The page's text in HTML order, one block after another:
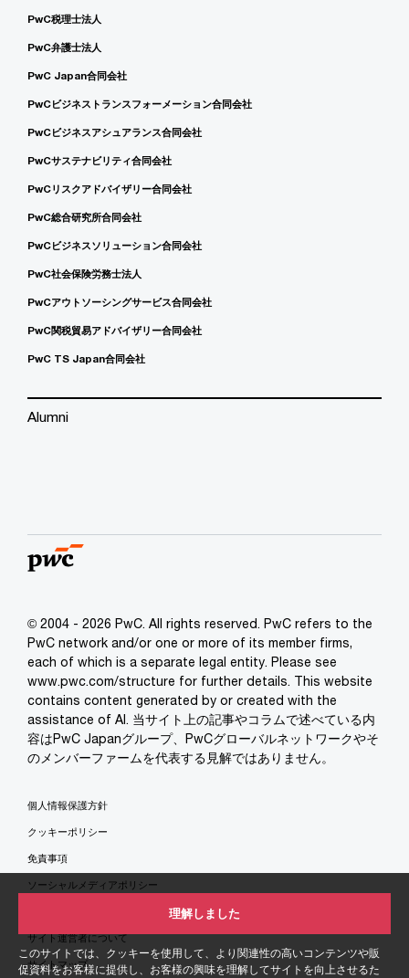
このサイトでは、クッキーを使用して、より関連性の高いコンテンツや販
促資料をお客様に提供し、お客様の興味を理解してサイトを向上させるた
理解しました
PwC税理士法人
PwC弁護士法人
PwC Japan合同会社
PwCビジネストランスフォーメーション合同会社
PwCビジネスアシュアランス合同会社
PwCサステナビリティ合同会社
PwCリスクアドバイザリー合同会社
PwC総合研究所合同会社
PwCビジネスソリューション合同会社
PwC社会保険労務士法人
PwCアウトソーシングサービス合同会社
PwC関税貿易アドバイザリー合同会社
PwC TS Japan合同会社
Alumni
© 2004 - 2026 PwC. All rights reserved. PwC refers to the
PwC network and/or one or more of its member firms,
each of which is a separate legal entity. Please see
www.pwc.com/structure for further details. This website
contains content generated by or created with the
assistance of AI. 当サイト上の記事やコラムで述べている内
容はPwC Japanグループ、PwCグローバルネットワークやそ
のメンバーファームを代表する見解ではありません。
個人情報保護方針
クッキーポリシー
免責事項
ソーシャルメディアポリシー
サイト運営者について
サイトマップ